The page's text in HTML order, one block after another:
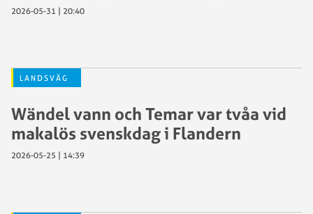
2026-05-31 | 20:40
LANDSVÄG
Wändel vann och Temar var tvåa vid
makalös svenskdag i Flandern
2026-05-25 | 14:39